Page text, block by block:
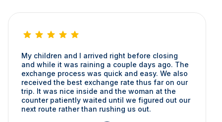
My children and I arrived right before closing
and while it was raining a couple days ago. The
exchange process was quick and easy. We also
received the best exchange rate thus far on our
trip. It was nice inside and the woman at the
counter patiently waited until we figured out our
next route rather than rushing us out.